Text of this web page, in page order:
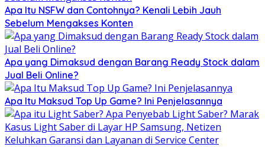
Apa Itu NSFW dan Contohnya? Kenali Lebih Jauh
Sebelum Mengakses Konten
Apa yang Dimaksud dengan Barang Ready Stock dalam
Jual Beli Online?
Apa Itu Maksud Top Up Game? Ini Penjelasannya